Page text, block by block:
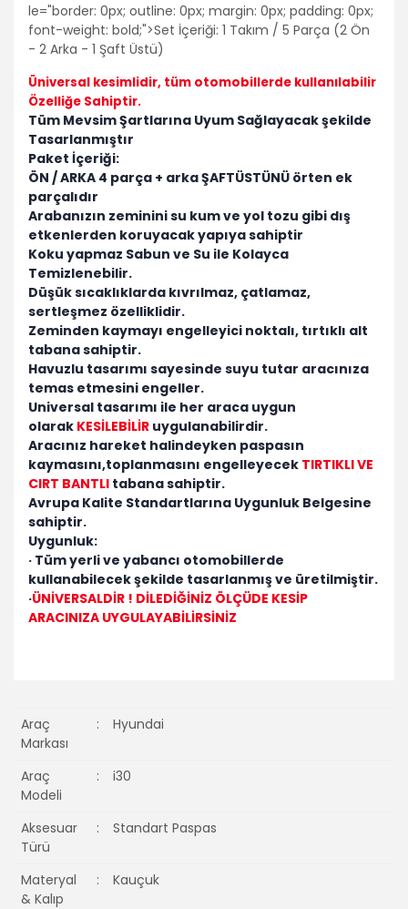
le="border: 0px; outline: 0px; margin: 0px; padding: 0px;
font-weight: bold;">Set İçeriği: 1 Takım / 5 Parça (2 Ön
- 2 Arka - 1 Şaft Üstü)
Üniversal kesimlidir, tüm otomobillerde kullanılabilir
Özelliğe Sahiptir.
Tüm Mevsim Şartlarına Uyum Sağlayacak şekilde
Tasarlanmıştır
Paket İçeriği:
ÖN / ARKA 4 parça + arka ŞAFTÜSTÜNÜ örten ek
parçalıdır
Arabanızın zeminini su kum ve yol tozu gibi dış
etkenlerden koruyacak yapıya sahiptir
Koku yapmaz Sabun ve Su ile Kolayca
Temizlenebilir.
Düşük sıcaklıklarda kıvrılmaz, çatlamaz,
sertleşmez özelliklidir.
Zeminden kaymayı engelleyici noktalı, tırtıklı alt
tabana sahiptir.
Havuzlu tasarımı sayesinde suyu tutar aracınıza
temas etmesini engeller.
Universal tasarımı ile her araca uygun
olarak KESİLEBİLİR uygulanabilirdir.
Aracınız hareket halindeyken paspasın
kaymasını,toplanmasını engelleyecek TIRTIKLI VE
CIRT BANTLI tabana sahiptir.
Avrupa Kalite Standartlarına Uygunluk Belgesine
sahiptir.
Uygunluk:
· Tüm yerli ve yabancı otomobillerde
kullanabilecek şekilde tasarlanmış ve üretilmiştir.
·ÜNİVERSALDİR ! DİLEDİĞİNİZ ÖLÇÜDE KESİP
ARACINIZA UYGULAYABİLİRSİNİZ
Araç
Markası
: Hyundai
Araç
Modeli
: i30
Aksesuar
Türü
: Standart Paspas
Materyal
& Kalıp
: Kauçuk